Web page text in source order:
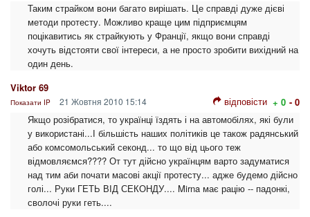
Таким страйком вони багато вирішать. Це справді дуже дієві
методи протесту. Можливо краще цим підприємцям
поцікавитись як страйкують у Франції, якщо вони справді
хочуть відстояти свої інтереси, а не просто зробити вихідний на
один день.
Viktor 69
Показати IP 21 Жовтня 2010 15:14 відповісти + 0 - 0
Якщо розібратися, то українці їздять і на автомобілях, які були
у використані...І більшість наших політиків це також радянський
або комсомольський секонд... то що від цього теж
відмовляємся???? От тут дійсно українцям варто задуматися
над тим аби почати масові акції протесту... адже будемо дійсно
голі... Руки ГЕТЬ ВІД СЕКОНДУ.... Mirna має рацію -- падонкі,
сволочі руки геть....